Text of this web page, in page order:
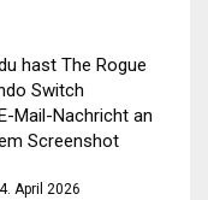
hast The Rogue
Switch
Mail-Nachricht an
Screenshot
April 2026